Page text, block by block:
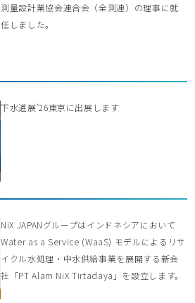
測量設計業協会連合会（全測連）の理事に就
任しました。
下水道展’26東京に出展します
NiX JAPANグループはインドネシアにおいて
Water as a Service (WaaS) モデルによるリサ
イクル水処理・中水供給事業を展開する新会
社「PT Alam NiX Tirtadaya」を設立します。